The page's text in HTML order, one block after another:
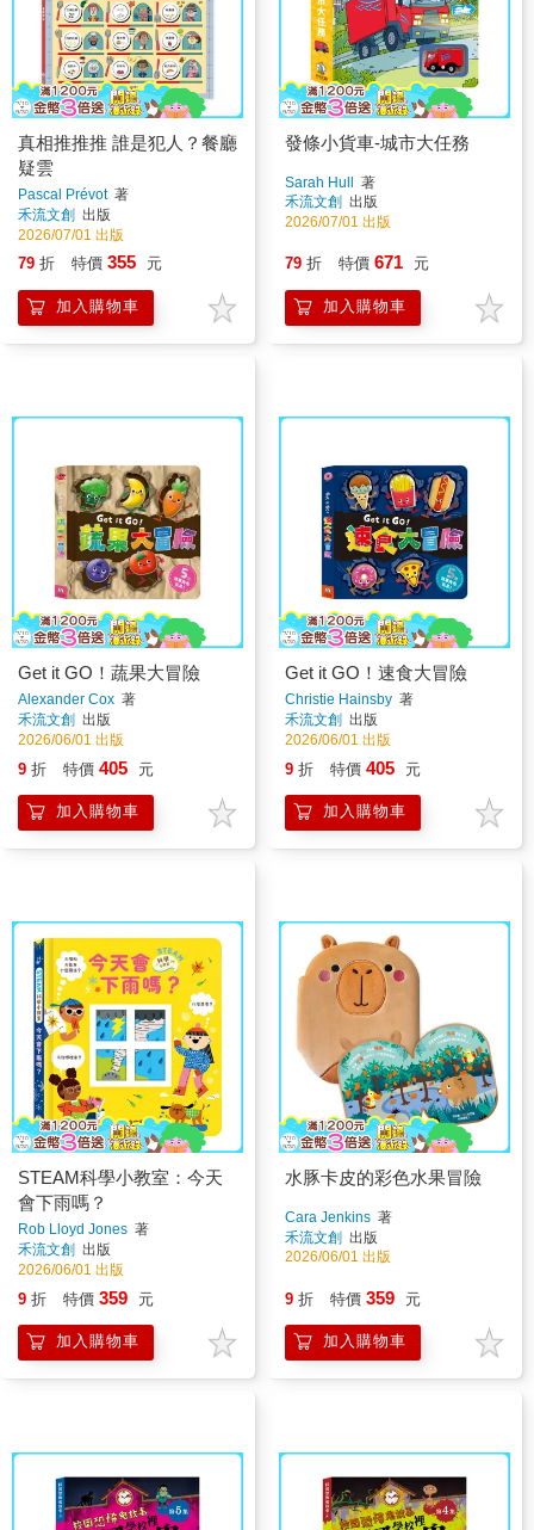
真相推推推 誰是犯人？餐廳
疑雲
Pascal Prévot著
禾流文創 出版
2026/07/01 出版
79 折 特價 355 元
加入購物車
發條小貨車-城市大任務
Sarah Hull 著
禾流文創 出版
2026/07/01 出版
79 折 特價 671 元
加入購物車
Get it GO！蔬果大冒險
Alexander Cox 著
禾流文創 出版
2026/06/01 出版
9 折 特價 405 元
加入購物車
Get it GO！速食大冒險
Christie Hainsby 著
禾流文創 出版
2026/06/01 出版
9 折 特價 405 元
加入購物車
STEAM科學小教室：今天
會下雨嗎？
Rob Lloyd Jones 著
禾流文創 出版
2026/06/01 出版
9 折 特價 359 元
加入購物車
水豚卡皮的彩色水果冒險
Cara Jenkins 著
禾流文創 出版
2026/06/01 出版
9 折 特價 359 元
加入購物車